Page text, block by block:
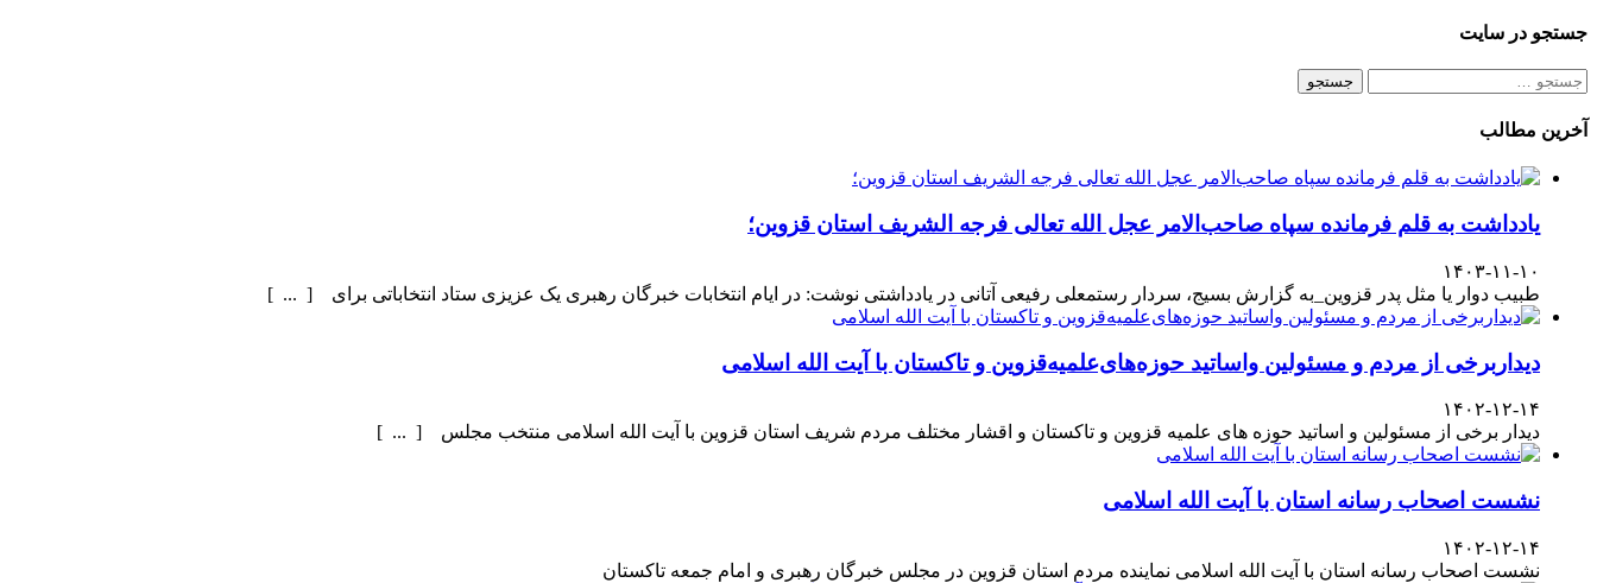
جستجو در سایت
جستجو
آخرین مطالب
یادداشت به قلم فرمانده سپاه صاحب‌الامر عجل الله تعالی فرجه الشریف استان قزوین؛
۱۴۰۳-۱۱-۱۰
طبیب دوار یا مثل پدر قزوین_به گزارش بسیج، سردار رستمعلی رفیعی آتانی در یادداشتی نوشت: در ایام انتخابات خبرگان رهبری یک عزیزی ستاد انتخاباتی برای [ ... ]
دیداربرخی از مردم و مسئولین واساتید حوزه‌های‌علمیه‌قزوین و تاکستان با آیت الله اسلامی
۱۴۰۲-۱۲-۱۴
دیدار برخی از مسئولین و اساتید حوزه های علمیه قزوین و تاکستان و اقشار مختلف مردم شریف استان قزوین با آیت الله اسلامی منتخب مجلس [ ... ]
نشست اصحاب رسانه استان با آیت الله اسلامی
۱۴۰۲-۱۲-۱۴
نشست اصحاب رسانه استان با آیت الله اسلامی نماینده مردم استان قزوین در مجلس خبرگان رهبری و امام جمعه تاکستان